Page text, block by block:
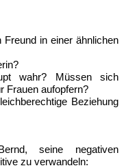
in einer ähnlichen
wahr? Müssen sich
Frauen aufopfern?
Beziehung
seine negativen
zu verwandeln: